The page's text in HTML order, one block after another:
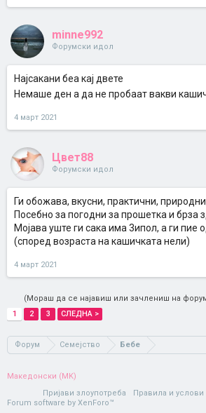
minne992
Форумски идол
Најсакани беа кај двете
Немаше ден а да не пробаат вакви
4 март 2021
Цвет88
Форумски идол
Ги обожава, вкусни, практични,
Посебно за погодни за прошетка и брза
Мојава уште ги сака има 3ипол, а ги пие
(според возраста на кашичката нели)
4 март 2021
(Мораш да се најавиш или зачлениш на
1
2 3 СЛЕДНА >
Форум Семејство Бебе
Македонски (MK)
Пријави злоупотреба
Правила и услови
Forum software by XenForo™